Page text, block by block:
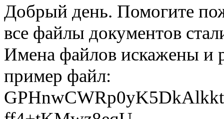
Добрый день. Помогите
все файлы документов
Имена файлов искажены и
пример файл: